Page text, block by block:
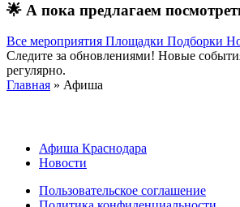
🌟 А пока предлагаем
Все мероприятия Площадки Подборки
Следите за обновлениями! Новые
регулярно.
Главная » Афиша
Афиша Краснодара
Новости
Пользовательское соглашение